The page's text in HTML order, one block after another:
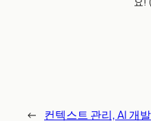
← 컨텍스트 관리, AI 개발